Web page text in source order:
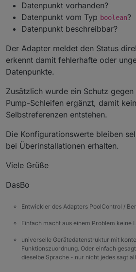
Datenpunkt vorhanden?
Datenpunkt vom Typ boolean?
Datenpunkt beschreibbar?
Der Adapter meldet den Status
erkennt damit fehlerhafte oder
Datenpunkte.
Zusätzlich wurde ein Schutz
Pump-Schleifen ergänzt, damit
Selbstreferenzen entstehen.
Die Konfigurationswerte bleiben
bei Überinstallationen erhalten.
Viele Grüße
DasBo
Entwickler des Adapters PoolControl /
Einfach macht aus einem Problem keine
universelle Gerätedatenstruktur mit
Funktionszuordnung. Oder einfach
dieselbe Sprache - nur nicht jedes sagt